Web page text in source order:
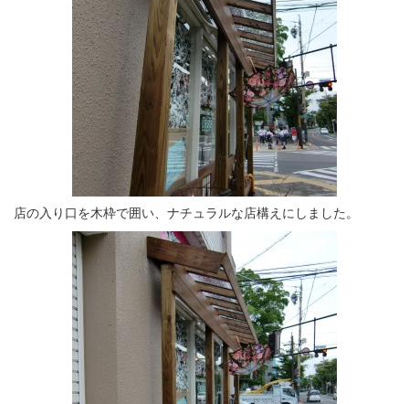
店の入り口を木枠で囲い、ナチュラルな店構えにしました。